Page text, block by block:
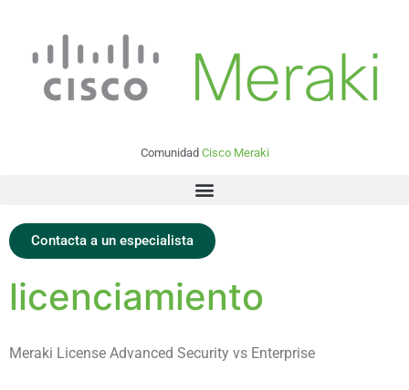
Comunidad Cisco Meraki
Contacta a un especialista
licenciamiento
Meraki License Advanced Security vs Enterprise